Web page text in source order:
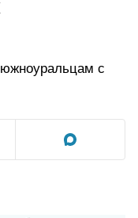
южноуральцам с